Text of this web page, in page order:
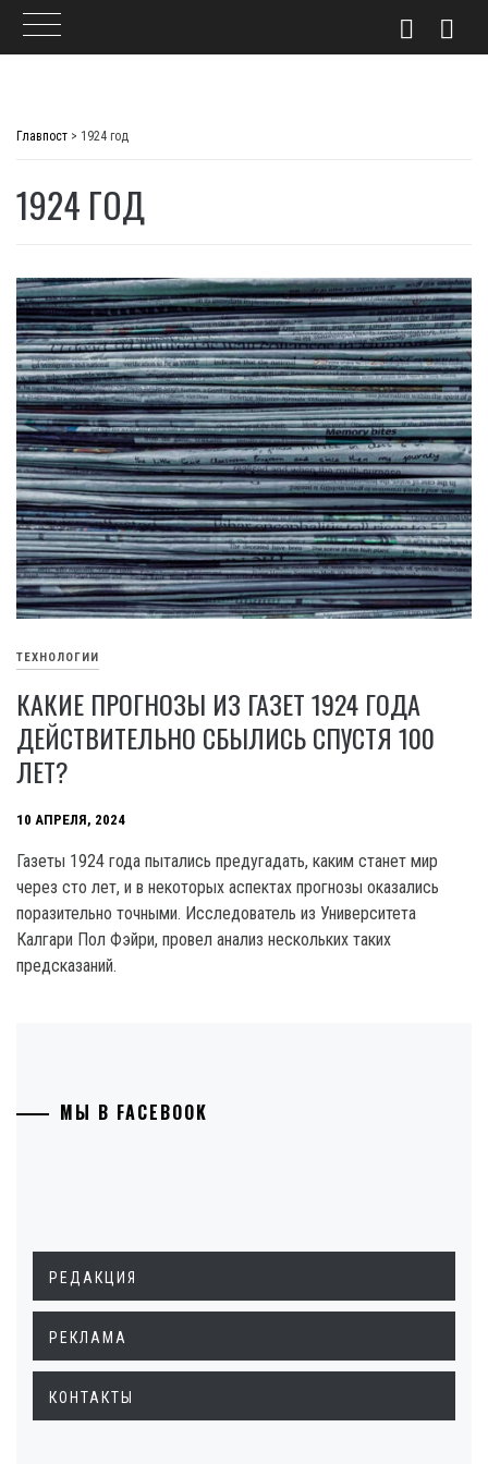
Главпост > 1924 год
1924 ГОД
ТЕХНОЛОГИИ
КАКИЕ ПРОГНОЗЫ ИЗ ГАЗЕТ 1924 ГОДА
ДЕЙСТВИТЕЛЬНО СБЫЛИСЬ СПУСТЯ 100
ЛЕТ?
10 АПРЕЛЯ, 2024
Газеты 1924 года пытались предугадать, каким станет мир
через сто лет, и в некоторых аспектах прогнозы оказались
поразительно точными. Исследователь из Университета
Калгари Пол Фэйри, провел анализ нескольких таких
предсказаний.
МЫ В FACEBOOK
РЕДАКЦИЯ
РЕКЛАМА
КОНТАКТЫ